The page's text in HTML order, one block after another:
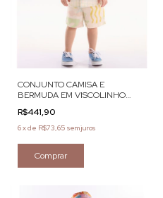
CONJUNTO CAMISA E
BERMUDA EM VISCOLINHO
DIGITAL TRES E JA
R$441,90
6xde R$73,65 sem juros
Comprar